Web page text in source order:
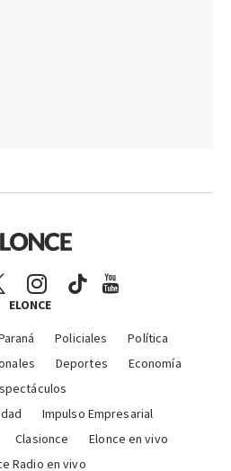
ELONCE
Policiales
Política
Deportes
Economía
Impulso Empresarial
Clasionce
Elonce en vivo
Radio en vivo